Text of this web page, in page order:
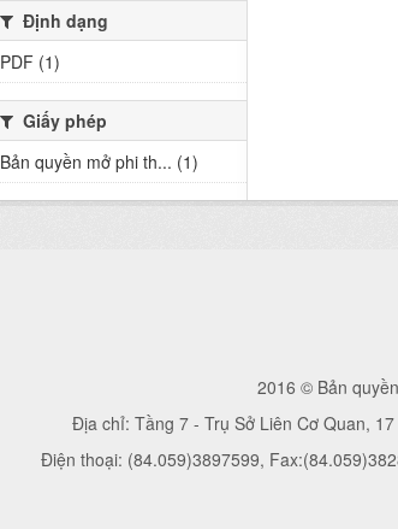
Định dạng
PDF (1)
Giấy phép
Bản quyền mở phi th... (1)
2016 © Bản
Địa chỉ: Tầng 7 - Trụ Sở Liên Cơ Quan,
Điện thoại: (84.059)3897599,